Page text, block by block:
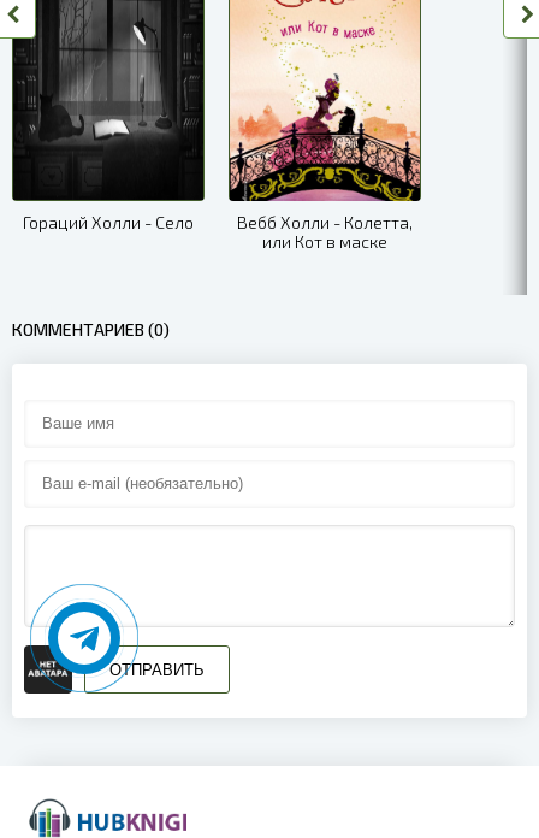
09
10
11
12
13
16
18
19
20
22
23
24
25
26
Гораций Холли - Село
Вебб Холли - Колетта,
или Кот в маске
КОММЕНТАРИЕВ (0)
ОТПРАВИТЬ